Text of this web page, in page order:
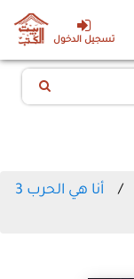
تسجيل الدخول
أنا هي الحرب 3